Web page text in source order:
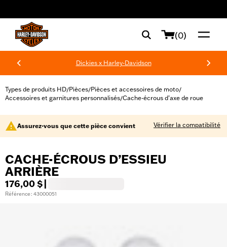
(0)
Dickies x Harley-Davidson
Types de produits HD/Pièces/Pièces et accessoires de moto/
Accessoires et garnitures personnalisés/Cache-écrous d’axe de roue
Assurez-vous que cette pièce convient Vérifier la compatibilité
CACHE-ÉCROUS D’ESSIEU
ARRIÈRE
176,00 $
Référence : 43000051